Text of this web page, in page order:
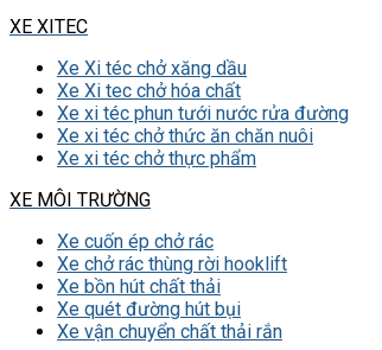
XE XITEC
Xe Xi téc chở xăng dầu
Xe Xi tec chở hóa chất
Xe xi téc phun tưới nước rửa đường
Xe xi téc chở thức ăn chăn nuôi
Xe xi téc chở thực phẩm
XE MÔI TRƯỜNG
Xe cuốn ép chở rác
Xe chở rác thùng rời hooklift
Xe bồn hút chất thải
Xe quét đường hút bụi
Xe vận chuyển chất thải rắn